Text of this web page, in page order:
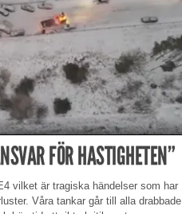
FÖR HASTIGHETEN”
vilket är tragiska händelser som har
Våra tankar går till alla drabbade